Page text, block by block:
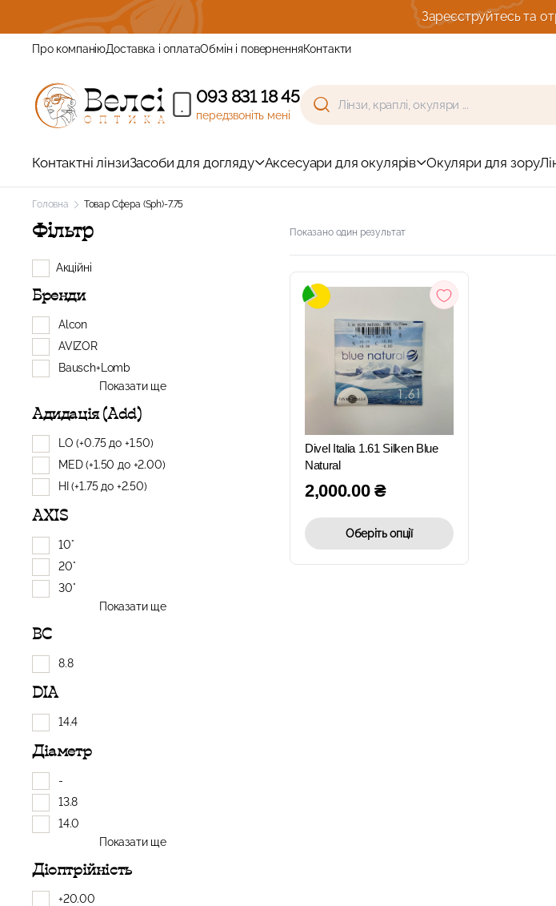
Зареєструйтесь та отримайте знижку
Про компаніюДоставка і оплатаОбмін і поверненняКонтакти
093 831 18 45
передзвоніть мені
Контактні лінзиЗасоби для догляду Аксесуари для окулярів Окуляри для зору
Головна Товар Сфера (Sph)-7.75
Показано один результат
ШВИДКИЙ
Divel Italia 1.61 Silken Blue
Natural
2,000.00₴
Оберіть опції
Фільтр
Акційні
Бренди
Alcon
AVIZOR
Bausch+Lomb
Показати ще
Адидація (Add)
LO (+0.75 до +1.50)
MED (+1.50 до +2.00)
HI (+1.75 до +2.50)
AXIS
10°
20°
30°
Показати ще
BC
8.8
DIA
14.4
Діаметр
-
13.8
14.0
Показати ще
Діоптрійність
+20.00